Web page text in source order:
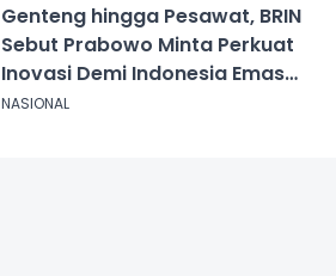
Genteng hingga Pesawat, BRIN
Sebut Prabowo Minta Perkuat
Inovasi Demi Indonesia Emas
2045
NASIONAL